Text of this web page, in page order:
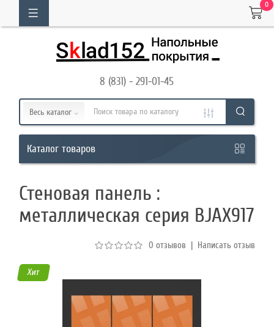
Обратный
звонок
(831)
01-
0
8 (831) - 291-01-45
Весь каталог
Каталог товаров
Стеновая панель :
металлическая серия BJAX917
0 отзывов | Написать отзыв
Хит